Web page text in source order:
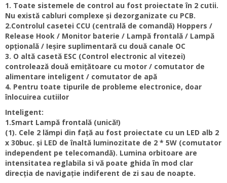
1. Toate sistemele de control au fost proiectate în 2 cutii.
Nu există cabluri complexe și dezorganizate cu PCB.
2.Controlul casetei CCU (centrală de comandă) Hoppers /
Release Hook / Monitor baterie / Lampă frontală / Lampă
opțională / Ieșire suplimentară cu două canale OC
3. O altă casetă ESC (Control electronic al vitezei)
controlează două emițătoare cu motor / comutator de
alimentare inteligent / comutator de apă
4. Pentru toate tipurile de probleme electronice, doar
înlocuirea cutiilor
Inteligent:
1.Smart Lampă frontală (unică!)
(1). Cele 2 lămpi din față au fost proiectate cu un LED alb 2
x 30buc. și LED de înaltă luminozitate de 2 * 5W (comutator
independent pe telecomandă). Lumina orbitoare are
intensitatea reglabila si vă poate ghida în mod clar
direcția de navigație indiferent de zi sau de noapte.